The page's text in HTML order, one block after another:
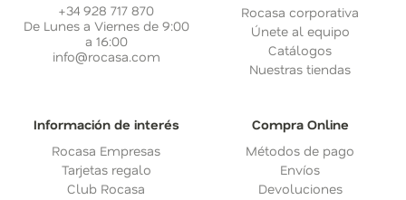
+34 928 717 870
De Lunes a Viernes de 9:00
a 16:00
info@rocasa.com
Rocasa corporativa
Únete al equipo
Catálogos
Nuestras tiendas
Información de interés
Rocasa Empresas
Tarjetas regalo
Club Rocasa
Compra Online
Métodos de pago
Envíos
Devoluciones